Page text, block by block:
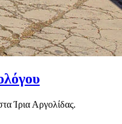
Ίρια Αργολίδας.